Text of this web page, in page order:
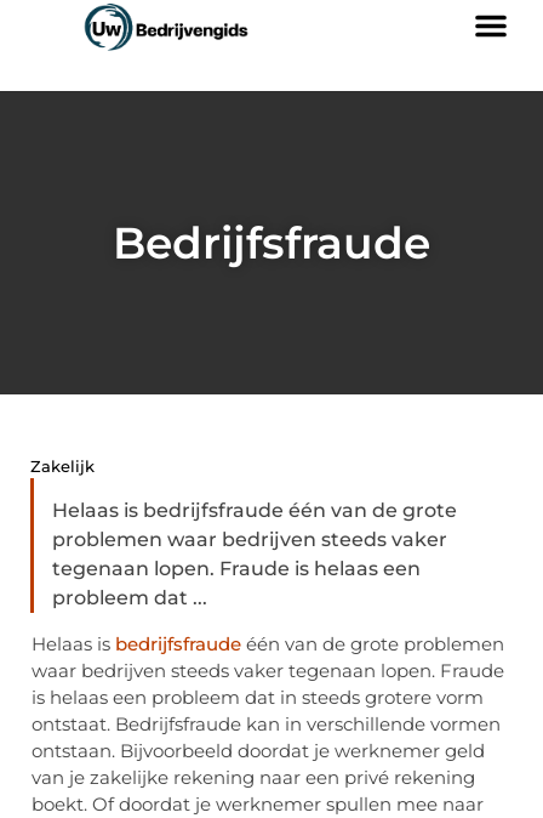
Bedrijfsfraude
Zakelijk
Helaas is bedrijfsfraude één van de grote
problemen waar bedrijven steeds vaker
tegenaan lopen. Fraude is helaas een
probleem dat ...
Helaas is bedrijfsfraude één van de grote problemen
waar bedrijven steeds vaker tegenaan lopen. Fraude
is helaas een probleem dat in steeds grotere vorm
ontstaat. Bedrijfsfraude kan in verschillende vormen
ontstaan. Bijvoorbeeld doordat je werknemer geld
van je zakelijke rekening naar een privé rekening
boekt. Of doordat je werknemer spullen mee naar